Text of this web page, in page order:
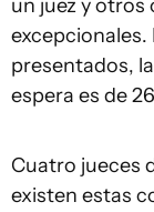
un juez y
presentados,
espera es de
Cuatro jueces
existen estas